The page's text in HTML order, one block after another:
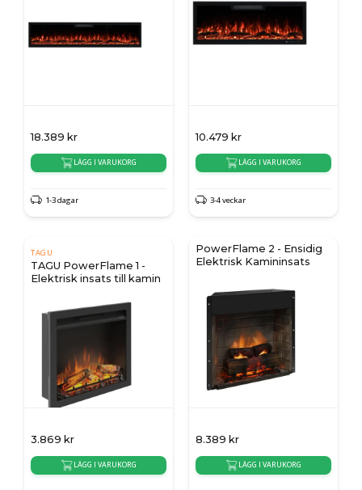
18.389 kr
LÄGG I VARUKORG
1-3 dagar
10.479 kr
LÄGG I VARUKORG
3-4 veckar
TAGU
TAGU PowerFlame 1 -
Elektrisk insats till kamin
3.869 kr
LÄGG I VARUKORG
PowerFlame 2 - Ensidig
Elektrisk Kamininsats
8.389 kr
LÄGG I VARUKORG